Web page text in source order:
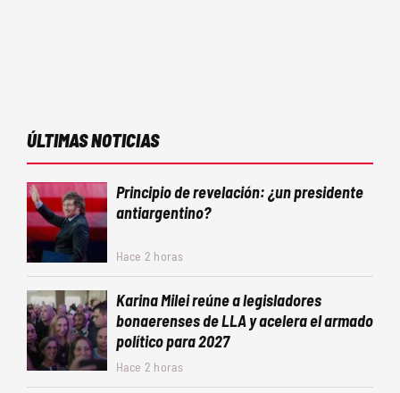
ÚLTIMAS NOTICIAS
Principio de revelación: ¿un presidente
antiargentino?
Hace 2 horas
Karina Milei reúne a legisladores
bonaerenses de LLA y acelera el armado
político para 2027
Hace 2 horas